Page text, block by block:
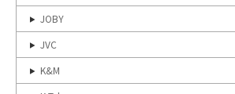
JOBY
JVC
K&M